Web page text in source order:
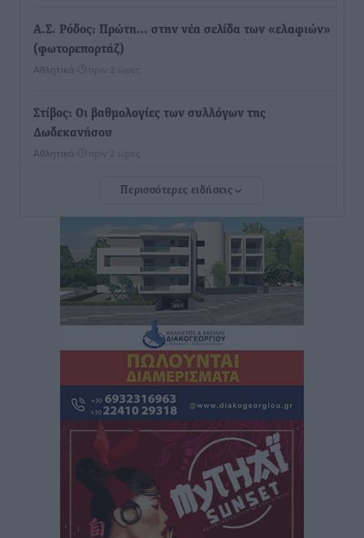
Α.Σ. Ρόδος: Πρώτη… στην νέα σελίδα των «ελαφιών»
(φωτορεπορτάζ)
Αθλητικά πριν 2 ώρες
Στίβος: Οι βαθμολογίες των συλλόγων της
Δωδεκανήσου
Αθλητικά πριν 2 ώρες
Νέες ταυτότητες: Ποιοι πρέπει να τις αλλάξουν άμεσα
και ποιοι όχι
πριν 2 ώρες
Στον Ιπποκράτη η Μαρία Βλάχου
Αθλητικά• πριν 2 ώρες
Οικονομική ενίσχυση για συντήρηση στο κλειστό της
Αθλητικά• πριν 2 ώρες
Στάθης Αντωνάς: Ένα βήμα πριν από επαγγελματικό
συμβόλαιο πυγμαχίας με MTGP και BXGP για Ευρώπη
και Αυστραλία
πριν 2 ώρες
ΚΑΕ Κολοσσός: Τα… ευρωπαϊκά εισιτήρια διαρκείας
Περισσότερες ειδήσεις